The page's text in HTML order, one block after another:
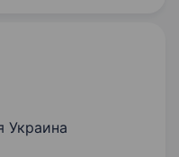
Украина